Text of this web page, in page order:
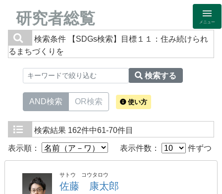
研究者総覧 メニュー
検索条件
【SDGs検索】目標１１：住み続けられ
るまちづくりを
検索する
AND検索 OR検索 使い方
検索結果 162件中61-70件目
表示順： 表示件数： 件ずつ
サトウ コウタロウ
佐藤 康太郎